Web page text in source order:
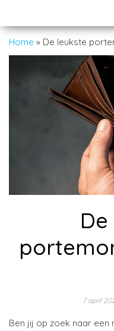
Home » De leukste
7 april
Ben jij op zoek naar een